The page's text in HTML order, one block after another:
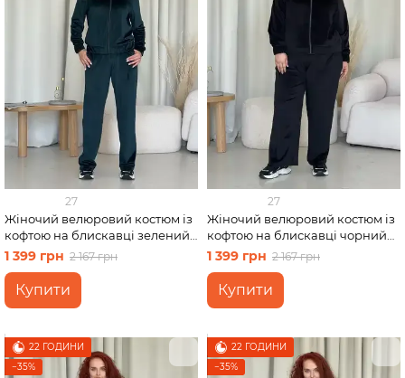
27
Жіночий велюровий костюм із
кофтою на блискавці зелений
Merlini Варна 100001266
розмір 46-48 (L-XL)
1 399 грн 2 167 грн
Купити
27
Жіночий велюровий костюм із
кофтою на блискавці чорний
Merlini Варна 100001261 розмір
50-52 (2XL-3XL)
1 399 грн 2 167 грн
Купити
22 ГОДИНИ
−35%
22 ГОДИНИ
−35%